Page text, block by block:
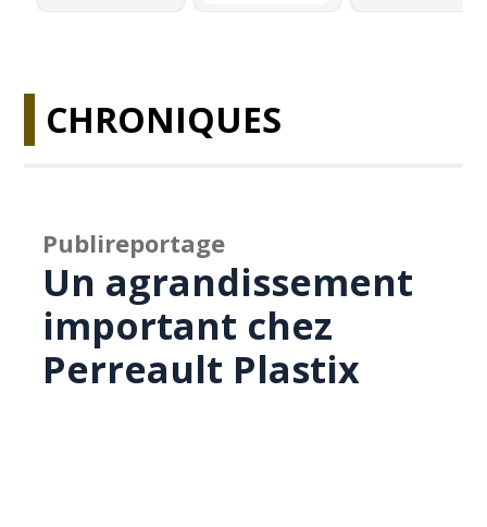
CHRONIQUES
Publireportage
Un agrandissement
important chez
Perreault Plastix